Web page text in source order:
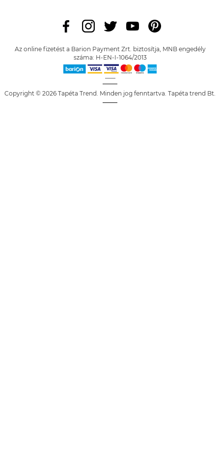
Az online fizetést a Barion Payment Zrt. biztosítja, MNB engedély
száma: H-EN-I-1064/2013
Copyright © 2026 Tapéta Trend. Minden jog fenntartva. Tapéta trend Bt.